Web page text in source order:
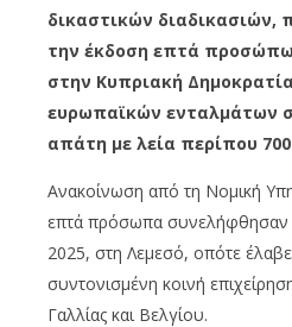
δικαστικών διαδικασιών,
την έκδοση επτά
στην Κυπριακή
ευρωπαϊκών ενταλμάτων
απάτη με λεία περίπου
Ανακοίνωση από τη Νομική
επτά πρόσωπα συνελήφθησαν
2025, στη Λεμεσό, οπότε
συντονισμένη κοινή
Γαλλίας και Βελγίου.